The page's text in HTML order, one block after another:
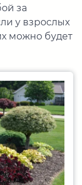
за
у взрослых
можно будет